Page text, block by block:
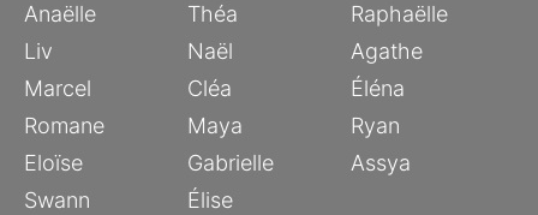
Anaëlle
Théa
Raphaëlle
Liv
Naël
Agathe
Marcel
Cléa
Éléna
Romane
Maya
Ryan
Eloïse
Gabrielle
Assya
Swann
Élise